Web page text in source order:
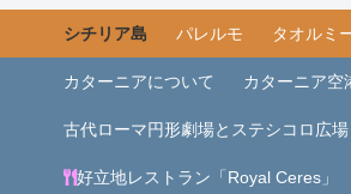
シチリア島 パレルモ タオルミ
カターニアについて カターニア空
古代ローマ円形劇場とステシコロ広場
好立地レストラン「Royal Ceres」